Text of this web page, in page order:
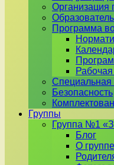
Организация
Программа
Специальная
Безопасность
Группы
Группа №1
Блог
О группе